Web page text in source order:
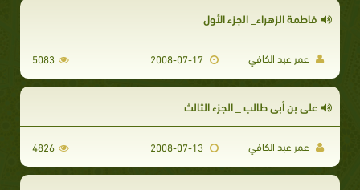
فاطمة الزهراء_ الجزء الأول
عمر عبد الكافي 5083
علي بن أبي طالب _ الجزء الثالث
عمر عبد الكافي 4826